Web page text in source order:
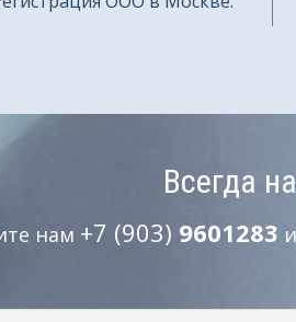
Всегда
нам +7 (903) 9601283